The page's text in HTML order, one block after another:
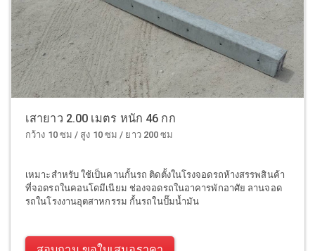
เสายาว 2.00 เมตร หนัก 46 กก
กว้าง 10 ซม / สูง 10 ซม / ยาว 200 ซม
เหมาะสำหรับ ใช้เป็นคานกั้นรถ ติดตั้งในโรงจอดรถห้างสรรพสินค้า
ที่จอดรถในคอนโดมีเนียม ช่องจอดรถในอาคารพักอาศัย ลานจอด
รถในโรงงานอุตสาหกรรม กั้นรถในปั๊มน้ำมัน